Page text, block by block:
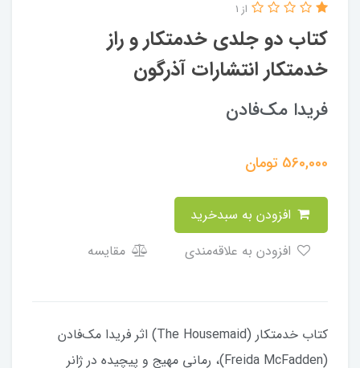
کتاب دو جلدی خدمتکار و راز
خدمتکار انتشارات آذرگون
از 1
فریدا مک‌فادن
560,000 تومان
مقایسه
کتاب خدمتکار (The Housemaid) اثر فریدا مک‌فادن
(Freida McFadden)، رمانی مهیج و پیچیده در ژانر